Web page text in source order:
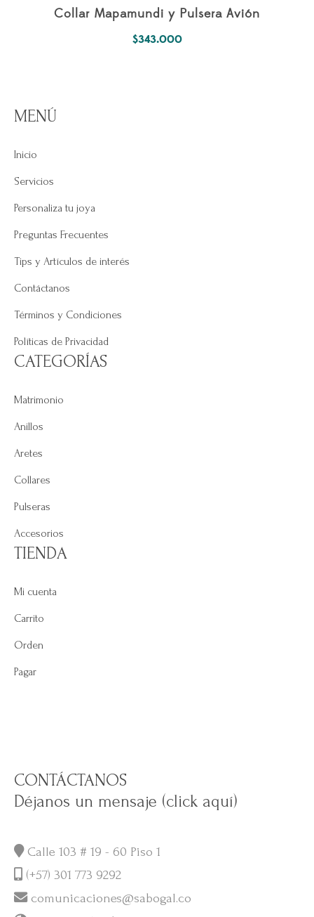
Collar Mapamundi y Pulsera Avión
$343.000
MENÚ
Inicio
Servicios
Personaliza tu joya
Preguntas Frecuentes
Tips y Artículos de interés
Contáctanos
Términos y Condiciones
Políticas de Privacidad
CATEGORÍAS
Matrimonio
Anillos
Aretes
Collares
Pulseras
Accesorios
TIENDA
Mi cuenta
Carrito
Orden
Pagar
CONTÁCTANOS
Déjanos un mensaje (click aquí)
Calle 103 # 19 - 60 Piso 1
(+57) 301 773 9292
comunicaciones@sabogal.co